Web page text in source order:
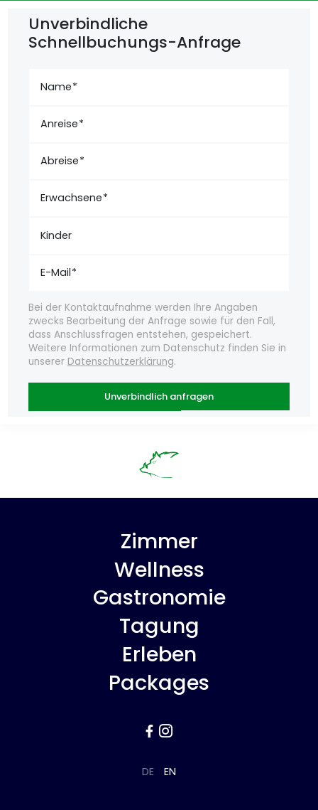
Zimmer
Wellness
Gastronomie
Tagung
Erleben
Packages
 
DE EN
Unverbindliche
Schnellbuchungs-Anfrage
Name
Anreise
Abreise
Erwachsene
Kinder
E-Mail
Bei der Kontaktaufnahme werden Ihre Angaben
zwecks Bearbeitung der Anfrage sowie für den Fall,
dass Anschlussfragen entstehen, gespeichert.
Weitere Informationen zum Datenschutz finden Sie in
unserer Datenschutzerklärung.
Unverbindlich anfragen